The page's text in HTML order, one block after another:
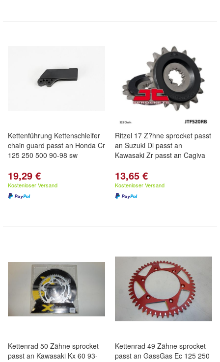
Kettenführung Kettenschleifer
chain guard passt an Honda Cr
125 250 500 90-98 sw
19,29 €
Kostenloser Versand
Ritzel 17 Z?hne sprocket passt
an Suzuki Dl passt an
Kawasaki Zr passt an Cagiva
13,65 €
Kostenloser Versand
Kettenrad 50 Zähne sprocket
passt an Kawasaki Kx 60 93-
Kettenrad 49 Zähne sprocket
passt an GassGas Ec 125 250